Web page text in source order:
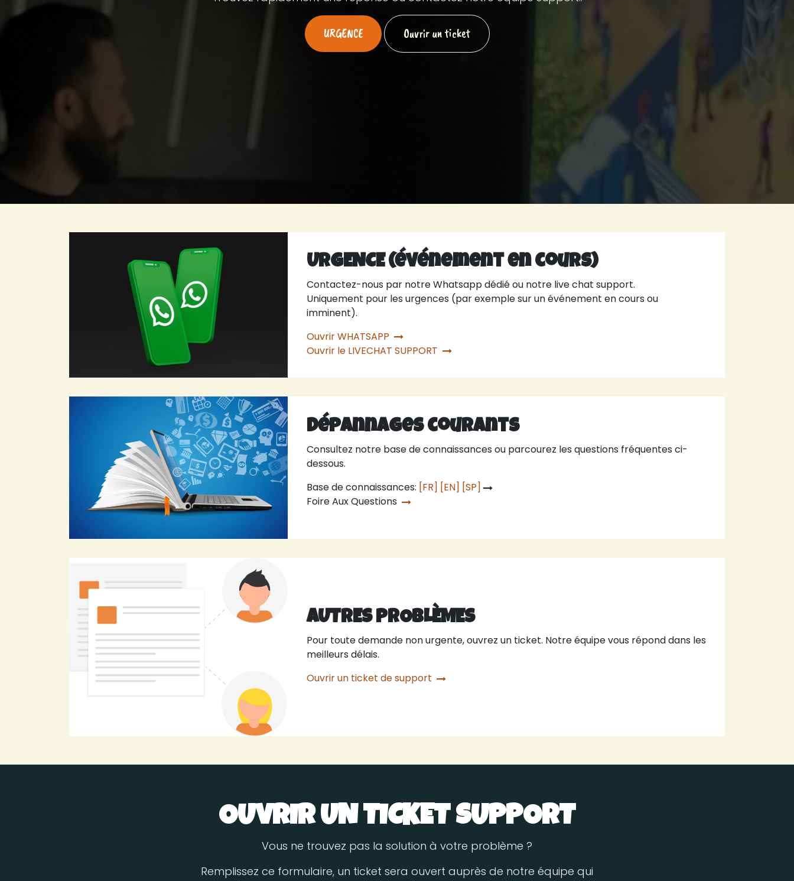
URGENCE Ouvrir un ticket
URGENCE (événement en cours)
Contactez-nous par notre Whatsapp dédié ou notre live chat support.
Uniquement pour les urgences (par exemple sur un événement en cours ou
imminent).
Ouvrir WHATSAPP
Ouvrir le LIVECHAT SUPPORT
Dépannages courants
Consultez notre base de connaissances ou parcourez les questions fréquentes ci-
dessous.
Base de connaissances: [FR] [EN] [SP]
Foire Aux Questions
AUTRES PROBLÈMES
Pour toute demande non urgente, ouvrez un ticket. Notre équipe vous répond dans les
meilleurs délais.
Ouvrir un ticket de support
OUVRIR UN TICKET SUPPORT
Vous ne trouvez pas la solution à votre problème ?
Remplissez ce formulaire, un ticket sera ouvert auprès de notre équipe qui